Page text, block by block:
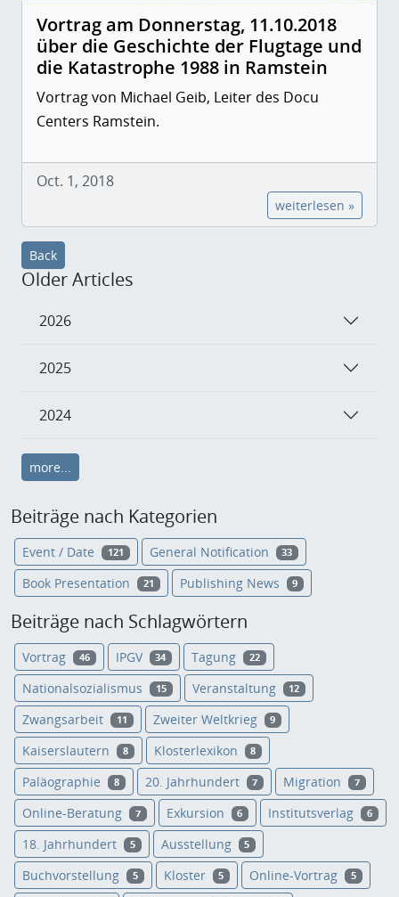
Vortrag am Donnerstag, 11.10.2018
über die Geschichte der Flugtage und
die Katastrophe 1988 in Ramstein
Vortrag von Michael Geib, Leiter des Docu
Centers Ramstein.
Oct. 1, 2018
weiterlesen »
Back
Older Articles
2026
2025
2024
more...
Beiträge nach Kategorien
Event / Date 121 General Notification 33
Book Presentation 21 Publishing News 9
Beiträge nach Schlagwörtern
Vortrag 46 IPGV 34 Tagung 22
Nationalsozialismus 15 Veranstaltung 12
Zwangsarbeit 11 Zweiter Weltkrieg 9
Kaiserslautern 8 Klosterlexikon 8
Paläographie 8 20. Jahrhundert 7 Migration 7
Online-Beratung 7 Exkursion 6 Institutsverlag 6
18. Jahrhundert 5 Ausstellung 5
Buchvorstellung 5 Kloster 5 Online-Vortrag 5